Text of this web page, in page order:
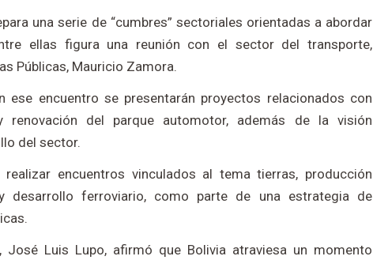
una serie de “cumbres” sectoriales orientadas a abordar
ellas figura una reunión con el sector del transporte,
Públicas, Mauricio Zamora.
ese encuentro se presentarán proyectos relacionados con
renovación del parque automotor, además de la visión
del sector.
encuentros vinculados al tema tierras, producción
desarrollo ferroviario, como parte de una estrategia de
José Luis Lupo, afirmó que Bolivia atraviesa un momento